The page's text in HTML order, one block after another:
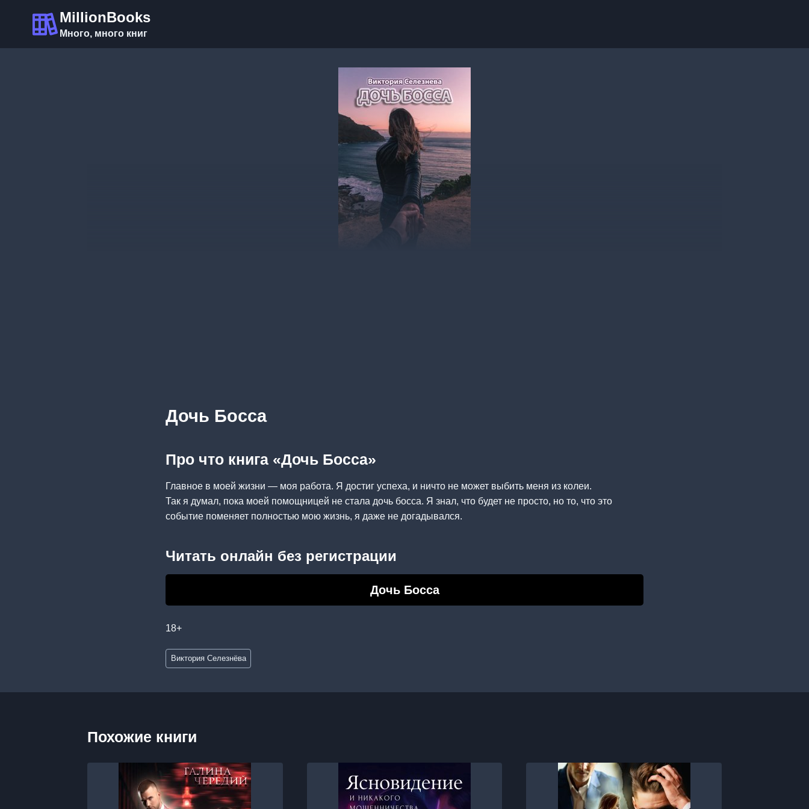
содержимому
MillionBooks
Много, много книг
Дочь Босса
Про что книга «Дочь Босса»
Главное в моей жизни — моя работа. Я достиг успеха, и ничто не может выбить меня из колеи.
Так я думал, пока моей помощницей не стала дочь босса. Я знал, что будет не просто, но то, что это
событие поменяет полностью мою жизнь, я даже не догадывался.
Читать онлайн без регистрации
Дочь Босса
18+
Метки
записи:
Виктория Селезнёва
Похожие книги